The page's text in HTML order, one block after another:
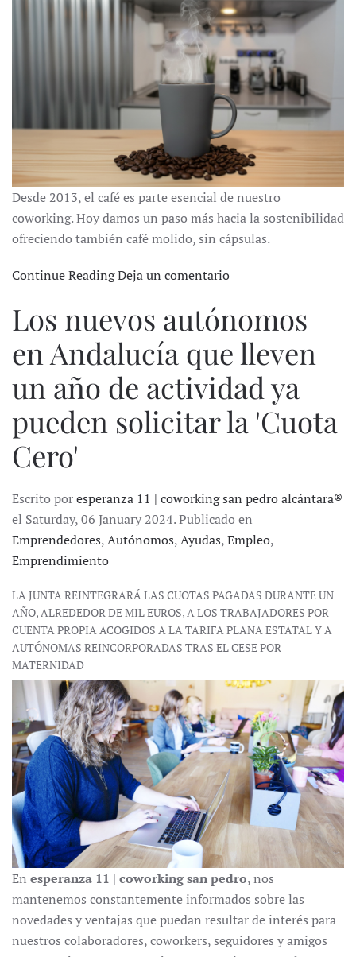
Desde 2013, el café es parte esencial de nuestro
coworking. Hoy damos un paso más hacia la sostenibilidad
ofreciendo también café molido, sin cápsulas.
Continue ReadingDeja un comentario
Los nuevos autónomos
en Andalucía que lleven
un año de actividad ya
pueden solicitar la 'Cuota
Cero'
Escrito poresperanza 11 | coworking san pedro alcántara®
el Saturday, 06 January 2024. Publicado en
Emprendedores,Autónomos,Ayudas,Empleo,
Emprendimiento
LA JUNTA REINTEGRARÁ LAS CUOTAS PAGADAS DURANTE UN
AÑO, ALREDEDOR DE MIL EUROS, A LOS TRABAJADORES POR
CUENTA PROPIA ACOGIDOS A LA TARIFA PLANA ESTATAL Y A
AUTÓNOMAS REINCORPORADAS TRAS EL CESE POR
MATERNIDAD
En esperanza 11 | coworking san pedro, nos
mantenemos constantemente informados sobre las
novedades y ventajas que puedan resultar de interés para
nuestros colaboradores, coworkers, seguidores y amigos